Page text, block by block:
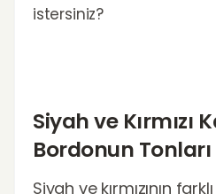
istersiniz?
Siyah ve Kırmızı
Bordonun Tonları
Siyah ve kırmızının